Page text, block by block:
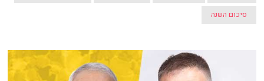
סיכום השנה